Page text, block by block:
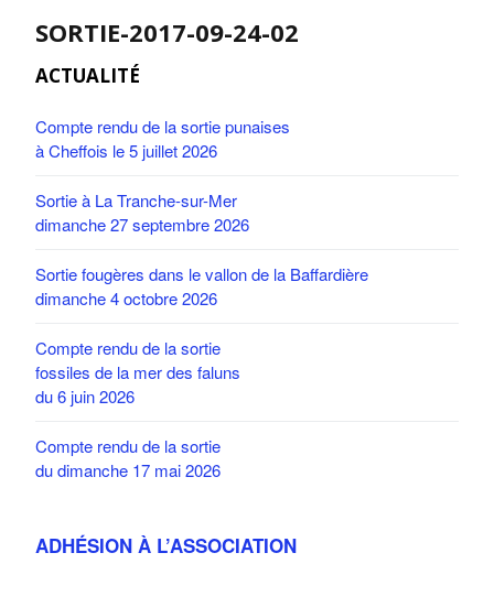
SORTIE-2017-09-24-02
ACTUALITÉ
Compte rendu de la sortie punaises
à Cheffois le 5 juillet 2026
Sortie à La Tranche-sur-Mer
dimanche 27 septembre 2026
Sortie fougères dans le vallon de la Baffardière
dimanche 4 octobre 2026
Compte rendu de la sortie
fossiles de la mer des faluns
du 6 juin 2026
Compte rendu de la sortie
du dimanche 17 mai 2026
ADHÉSION À L’ASSOCIATION